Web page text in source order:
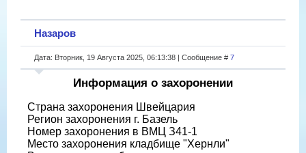
Назаров
Дата: Вторник, 19 Августа 2025, 06:13:38 | Сообщение # 7
Информация о захоронении
Страна захоронения Швейцария
Регион захоронения г. Базель
Номер захоронения в ВМЦ З41-1
Место захоронения кладбище "Хернли"